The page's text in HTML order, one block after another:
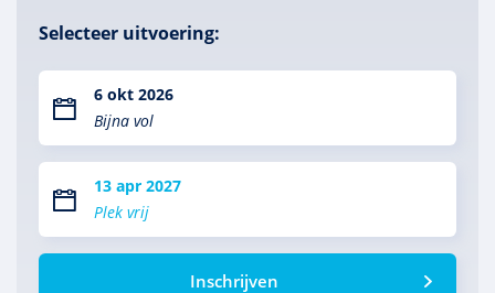
Selecteer uitvoering:
6 okt 2026
Bijna vol
13 apr 2027
Plek vrij
Inschrijven